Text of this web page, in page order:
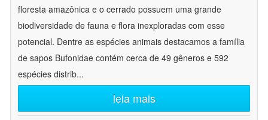
floresta amazônica e o cerrado possuem uma grande
biodiversidade de fauna e flora inexploradas com esse
potencial. Dentre as espécies animais destacamos a família
de sapos Bufonidae contém cerca de 49 gêneros e 592
espécies distrib...
leia mais